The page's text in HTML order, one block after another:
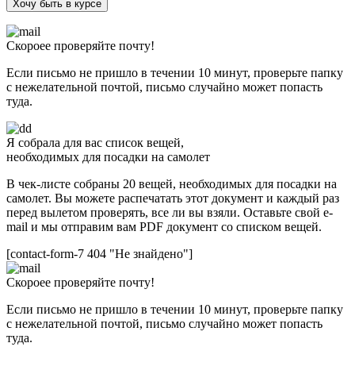
Хочу быть в курсе
Скороее проверяйте почту!
Если письмо не пришло в течении 10 минут, проверьте папку
с нежелательной почтой, письмо случайно может попасть
туда.
Я собрала для вас список вещей,
необходимых для посадки на самолет
В чек-листе собраны 20 вещей, необходимых для посадки на
самолет. Вы можете распечатать этот документ и каждый раз
перед вылетом проверять, все ли вы взяли. Оставьте свой e-
mail и мы отправим вам PDF документ со списком вещей.
[contact-form-7 404 "Не знайдено"]
Скороее проверяйте почту!
Если письмо не пришло в течении 10 минут, проверьте папку
с нежелательной почтой, письмо случайно может попасть
туда.